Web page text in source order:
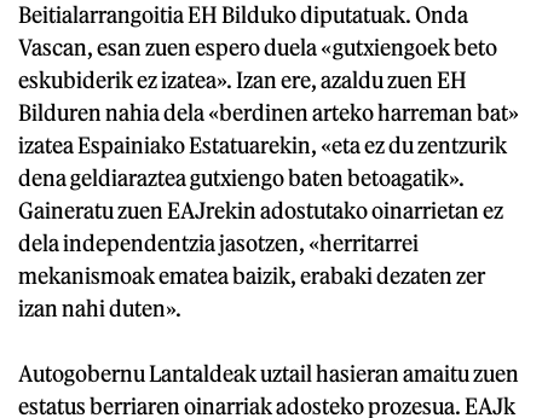
Beitialarrangoitia EH Bilduko diputatuak. Onda
Vascan, esan zuen espero duela «gutxiengoek beto
eskubiderik ez izatea». Izan ere, azaldu zuen EH
Bilduren nahia dela «berdinen arteko harreman bat»
izatea Espainiako Estatuarekin, «eta ez du zentzurik
dena geldiaraztea gutxiengo baten betoagatik».
Gaineratu zuen EAJrekin adostutako oinarrietan ez
dela independentzia jasotzen, «herritarrei
mekanismoak ematea baizik, erabaki dezaten zer
izan nahi duten».
Autogobernu Lantaldeak uztail hasieran amaitu zuen
estatus berriaren oinarriak adosteko prozesua. EAJk